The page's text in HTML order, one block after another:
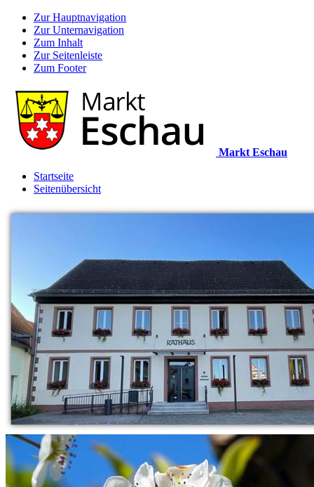
Zur Hauptnavigation
Zur Unternavigation
Zum Inhalt
Zur Seitenleiste
Zum Footer
Markt Eschau
Startseite
Seitenübersicht